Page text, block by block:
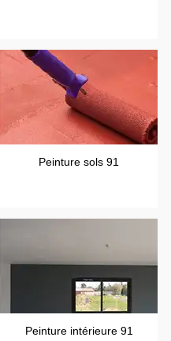
Peinture sols 91
Peinture intérieure 91